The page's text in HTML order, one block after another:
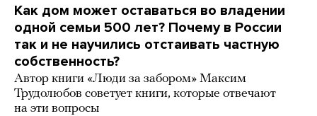
Как дом может оставаться во владении
одной семьи 500 лет? Почему в России
так и не научились отстаивать частную
собственность?
Автор книги «Люди за забором» Максим
Трудолюбов советует книги, которые отвечают
на эти вопросы